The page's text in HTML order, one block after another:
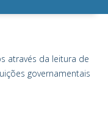
através da leitura de
governamentais